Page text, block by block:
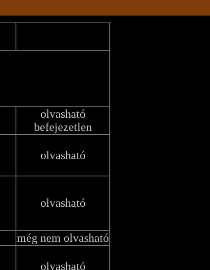
olvasható
befejezetlen
olvasható
olvasható
még nem olvasható
olvasható